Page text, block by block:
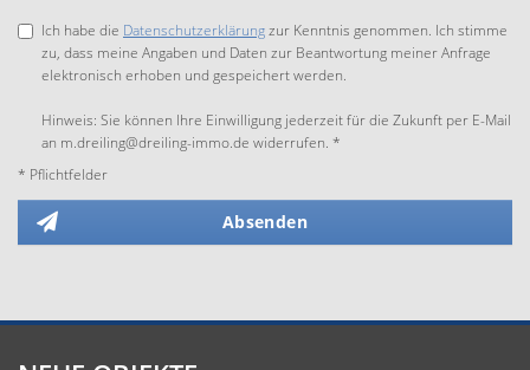
Ich habe die Datenschutzerklärungzur Kenntnis genommen. Ich stimme
zu, dass meine Angaben und Daten zur Beantwortung meiner Anfrage
elektronisch erhoben und gespeichert werden.
Hinweis: Sie können Ihre Einwilligung jederzeit für die Zukunft per E-Mail
an m.dreiling@dreiling-immo.de widerrufen. *
* Pflichtfelder
Absenden